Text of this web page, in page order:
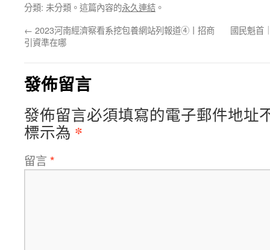
分類: 未分類。這篇內容的永久連結 。
← 2023河南經濟察看系挖包養網站列報道④丨招商
引資準在哪
國民魁首
發佈留言
發佈留言必須填寫的電子郵件地址
標示為 *
留言 *